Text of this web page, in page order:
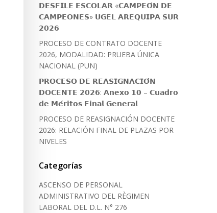
𝗗𝗘𝗦𝗙𝗜𝗟𝗘 𝗘𝗦𝗖𝗢𝗟𝗔𝗥 «𝗖𝗔𝗠𝗣𝗘𝗢́𝗡 𝗗𝗘
𝗖𝗔𝗠𝗣𝗘𝗢𝗡𝗘𝗦» 𝗨𝗚𝗘𝗟 𝗔𝗥𝗘𝗤𝗨𝗜𝗣𝗔 𝗦𝗨𝗥
𝟮𝟬𝟮𝟲
PROCESO DE CONTRATO DOCENTE
2026, MODALIDAD: PRUEBA ÚNICA
NACIONAL (PUN)
𝗣𝗥𝗢𝗖𝗘𝗦𝗢 𝗗𝗘 𝗥𝗘𝗔𝗦𝗜𝗚𝗡𝗔𝗖𝗜𝗢́𝗡
𝗗𝗢𝗖𝗘𝗡𝗧𝗘 𝟮𝟬𝟮𝟲: 𝗔𝗻𝗲𝘅𝗼 𝟭𝟬 – 𝗖𝘂𝗮𝗱𝗿𝗼
𝗱𝗲 𝗠𝗲́𝗿𝗶𝘁𝗼𝘀 𝗙𝗶𝗻𝗮𝗹 𝗚𝗲𝗻𝗲𝗿𝗮𝗹
PROCESO DE REASIGNACIÓN DOCENTE
2026: RELACIÓN FINAL DE PLAZAS POR
NIVELES
Categorías
ASCENSO DE PERSONAL
ADMINISTRATIVO DEL RÈGIMEN
LABORAL DEL D.L. N° 276